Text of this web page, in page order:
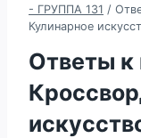
- ГРУППА 131 /
Кулинарное
Ответы к